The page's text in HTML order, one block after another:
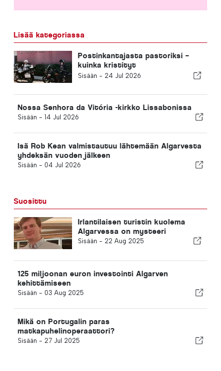
Lisää kategoriassa
Postinkantajasta pastoriksi –
kuinka kristityt
moottoripyöräilijät muuttivat
Sisään - 24 Jul 2026
Nossa Senhora da Vitória -kirkko Lissabonissa
Sisään - 14 Jul 2026
Isä Rob Kean valmistautuu lähtemään Algarvesta
yhdeksän vuoden jälkeen
Sisään - 04 Jul 2026
Suosittu
Irlantilaisen turistin kuolema
Algarvessa on mysteeri
Sisään - 22 Aug 2025
125 miljoonan euron investointi Algarven
kehittämiseen
Sisään - 03 Aug 2025
Mikä on Portugalin paras
matkapuhelinoperaattori?
Sisään - 27 Jul 2025